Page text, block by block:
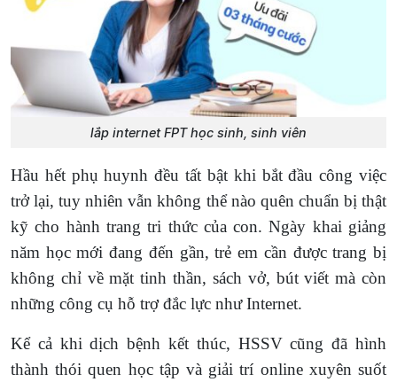
lắp internet FPT học sinh, sinh viên
Hầu hết phụ huynh đều tất bật khi bắt đầu công việc
trở lại, tuy nhiên vẫn không thể nào quên chuẩn bị thật
kỹ cho hành trang tri thức của con. Ngày khai giảng
năm học mới đang đến gần, trẻ em cần được trang bị
không chỉ về mặt tinh thần, sách vở, bút viết mà còn
những công cụ hỗ trợ đắc lực như Internet.
Kể cả khi dịch bệnh kết thúc, HSSV cũng đã hình
thành thói quen học tập và giải trí online xuyên suốt